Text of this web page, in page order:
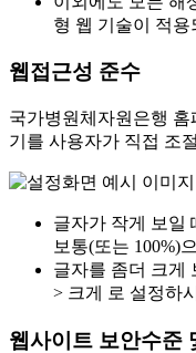
형 웹 기술이 적용
웹접근성 준수
국가병원체자원은행
기를 사용자가 직접 조
글자가 작게 보일
보통(또는 100%)
글자를 좀더 크게
> 크게 로 설정하
웹사이트 보안수준